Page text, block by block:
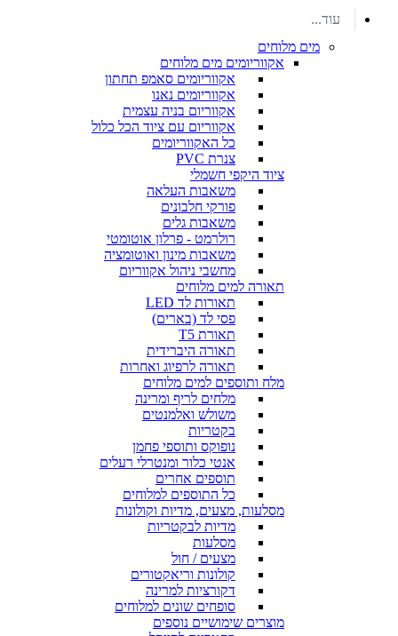
עוד...
מים מלוחים
אקווריומים מים מלוחים
אקווריומים סאמפ תחתון
אקווריומים נאנו
אקווריום בניה עצמית
אקווריום עם ציוד הכל כלול
כל האקווריומים
צנרת PVC
ציוד היקפי חשמלי
משאבות העלאה
פורקי חלבונים
משאבות גלים
רולרמט - פרלון אוטומטי
משאבות מינון ואוטומציה
מחשבי ניהול אקווריום
תאורה למים מלוחים
תאורות לד LED
פסי לד (בארים)
תאורת T5
תאורה היברידית
תאורה לרפיוג ואחרות
מלח ותוספים למים מלוחים
מלחים לריף ומרינה
משולש ואלמנטים
בקטריות
נופוקס ותוספי פחמן
אנטי כלור ומנטרלי רעלים
תוספים אחרים
כל התוספים למלוחים
מסלעות, מצעים, מדיות וקולונות
מדיות לבקטריות
מסלעות
מצעים / חול
קולונות וריאקטורים
דקורציות למרינה
סופחים שונים למלוחים
מוצרים שימושיים נוספים